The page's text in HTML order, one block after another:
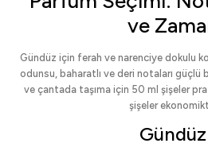
ve
Gündüz için ferah ve narenciye dokulu
odunsu, baharatlı ve deri notaları güçlü
ve çantada taşıma için 50 ml şişeler
şişeler
Gündüz